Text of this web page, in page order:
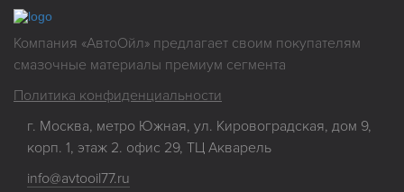
Компания «АвтоОйл» предлагает своим покупателям
смазочные материалы премиум сегмента
Политика конфиденциальности
г. Москва, метро Южная, ул. Кировоградская, дом 9,
корп. 1, этаж 2. офис 29, ТЦ Акварель
info@avtooil77.ru